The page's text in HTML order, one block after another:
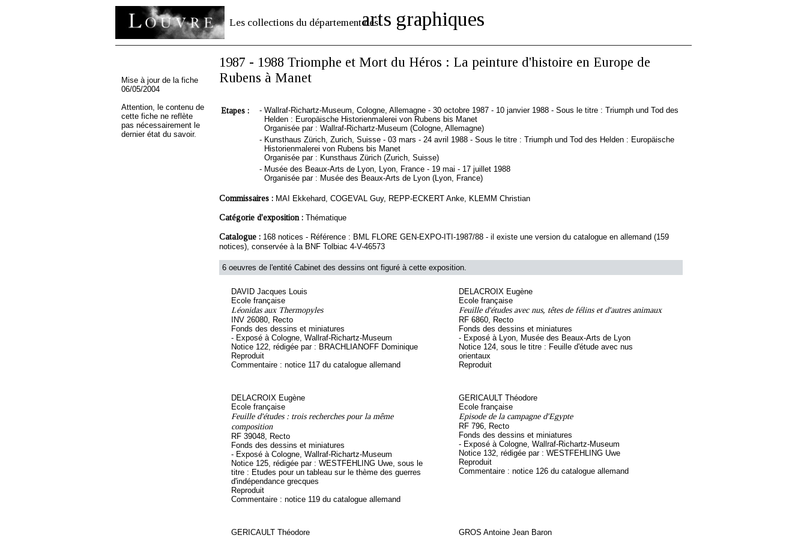
Les collections du département desarts graphiques
Mise à jour de la fiche
06/05/2004
Attention, le contenu de
cette fiche ne reflète
pas nécessairement le
dernier état du savoir.
1987 - 1988 Triomphe et Mort du Héros : La peinture d'histoire en Europe de
Rubens à Manet
Etapes : - Wallraf-Richartz-Museum, Cologne, Allemagne - 30 octobre 1987 - 10 janvier 1988 - Sous le titre : Triumph und Tod des
Helden : Europäische Historienmalerei von Rubens bis Manet
Organisée par : Wallraf-Richartz-Museum (Cologne, Allemagne)
- Kunsthaus Zürich, Zurich, Suisse - 03 mars - 24 avril 1988 - Sous le titre : Triumph und Tod des Helden : Europäische
Historienmalerei von Rubens bis Manet
Organisée par : Kunsthaus Zürich (Zurich, Suisse)
- Musée des Beaux-Arts de Lyon, Lyon, France - 19 mai - 17 juillet 1988
Organisée par : Musée des Beaux-Arts de Lyon (Lyon, France)
Commissaires : MAI Ekkehard, COGEVAL Guy, REPP-ECKERT Anke, KLEMM Christian
Catégorie d'exposition : Thématique
Catalogue : 168 notices - Référence : BML FLORE GEN-EXPO-ITI-1987/88 - il existe une version du catalogue en allemand (159
notices), conservée à la BNF Tolbiac 4-V-46573
6 oeuvres de l'entité Cabinet des dessins ont figuré à cette exposition.
DAVID Jacques Louis
Ecole française
Léonidas aux Thermopyles
INV 26080, Recto
Fonds des dessins et miniatures
- Exposé à Cologne, Wallraf-Richartz-Museum
Notice 122, rédigée par : BRACHLIANOFF Dominique
Reproduit
Commentaire : notice 117 du catalogue allemand
DELACROIX Eugène
Ecole française
Feuille d'études avec nus, têtes de félins et d'autres animaux
RF 6860, Recto
Fonds des dessins et miniatures
- Exposé à Lyon, Musée des Beaux-Arts de Lyon
Notice 124, sous le titre : Feuille d'étude avec nus
orientaux
Reproduit
DELACROIX Eugène
Ecole française
Feuille d'études : trois recherches pour la même
composition
RF 39048, Recto
Fonds des dessins et miniatures
- Exposé à Cologne, Wallraf-Richartz-Museum
Notice 125, rédigée par : WESTFEHLING Uwe, sous le
titre : Etudes pour un tableau sur le thème des guerres
d'indépendance grecques
Reproduit
Commentaire : notice 119 du catalogue allemand
GERICAULT Théodore
Ecole française
Episode de la campagne d'Egypte
RF 796, Recto
Fonds des dessins et miniatures
- Exposé à Cologne, Wallraf-Richartz-Museum
Notice 132, rédigée par : WESTFEHLING Uwe
Reproduit
Commentaire : notice 126 du catalogue allemand
GERICAULT Théodore
GROS Antoine Jean Baron